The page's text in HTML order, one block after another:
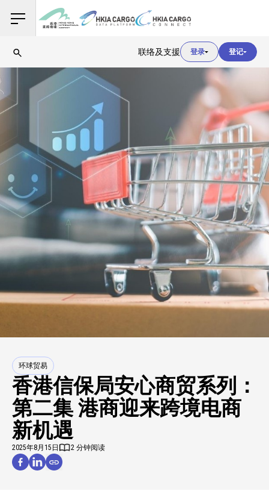
联络及支援 登录
用户登入
用户登入
海关登入
用户登入
登记
环球贸易
香港信保局安心商贸系列：
第二集 港商迎来跨境电商
新机遇
2025年8月15日 2 分钟阅读